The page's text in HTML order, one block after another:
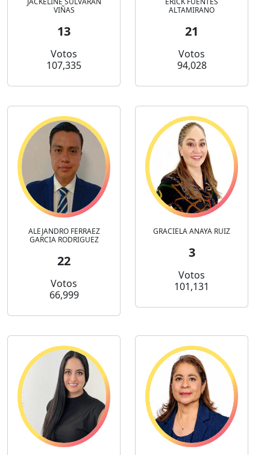
VIÑAS
13
Votos
107,335
ALTAMIRANO
21
Votos
94,028
ALEJANDRO FERRAEZ
GARCIA RODRIGUEZ
22
Votos
66,999
GRACIELA ANAYA RUIZ
3
Votos
101,131